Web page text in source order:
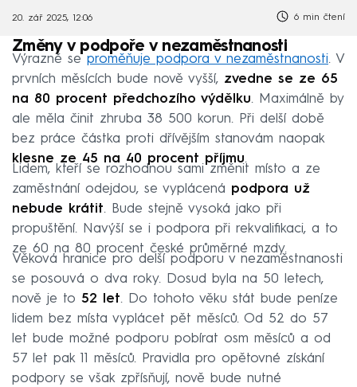
20. zář 2025, 12:06 6 min čtení
Změny v podpoře v nezaměstnanosti
Výrazně se proměňuje podpora v nezaměstnanosti. V
prvních měsících bude nově vyšší, zvedne se ze 65
na 80 procent předchozího výdělku. Maximálně by
ale měla činit zhruba 38 500 korun. Při delší době
bez práce částka proti dřívějším stanovám naopak
klesne ze 45 na 40 procent příjmu.
Lidem, kteří se rozhodnou sami změnit místo a ze
zaměstnání odejdou, se vyplácená podpora už
nebude krátit. Bude stejně vysoká jako při
propuštění. Navýší se i podpora při rekvalifikaci, a to
ze 60 na 80 procent české průměrné mzdy.
Věková hranice pro delší podporu v nezaměstnanosti
se posouvá o dva roky. Dosud byla na 50 letech,
nově je to 52 let. Do tohoto věku stát bude peníze
lidem bez místa vyplácet pět měsíců. Od 52 do 57
let bude možné podporu pobírat osm měsíců a od
57 let pak 11 měsíců. Pravidla pro opětovné získání
podpory se však zpřísňují, nově bude nutné